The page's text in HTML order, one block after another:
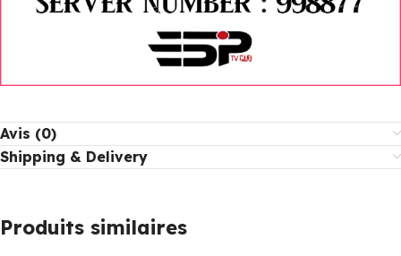
Avis (0)
Shipping & Delivery
Produits similaires